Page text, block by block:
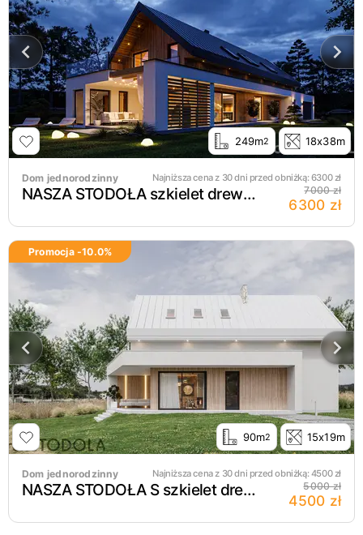
249m2 18x38m
Dom jednorodzinny Najniższa cena z 30 dni przed obniżką:6300zł
NASZA STODOŁA szkielet drewniany 7000 zł
6300 zł
Promocja -10.0%
90m2 15x19m
Dom jednorodzinny Najniższa cena z 30 dni przed obniżką:4500zł
NASZA STODOŁA S szkielet drewniany 5000 zł
4500 zł